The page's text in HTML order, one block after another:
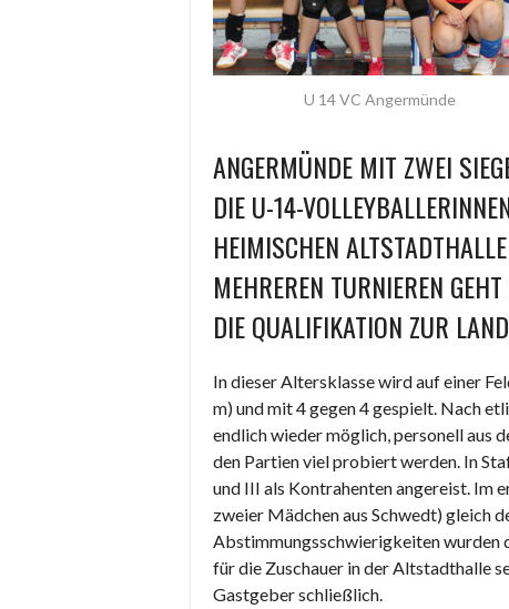
U 14 VC Angermünde
ANGERMÜNDE MIT ZWEI
DIE U-14-
HEIMISCHEN
MEHREREN TURNIEREN
DIE QUALIFIKATION ZUR
In dieser Altersklasse wird auf einer
m) und mit 4 gegen 4 gespielt. Nach
endlich wieder möglich, personell aus
den Partien viel probiert werden. In
und III als Kontrahenten angereist. Im
zweier Mädchen aus Schwedt) gleich
Abstimmungsschwierigkeiten wurden
für die Zuschauer in der Altstadthalle
Gastgeber schließlich.